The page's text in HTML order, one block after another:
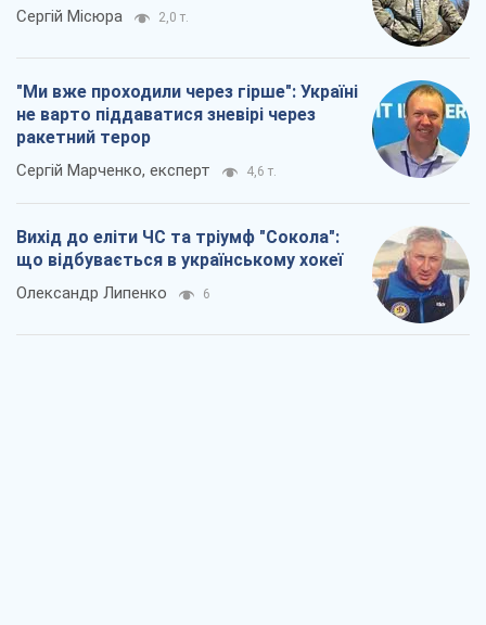
Сергій Місюра 2,0 т.
"Ми вже проходили через гірше": Україні
не варто піддаватися зневірі через
ракетний терор
Сергій Марченко, експерт 4,6 т.
Вихід до еліти ЧС та тріумф "Сокола":
що відбувається в українському хокеї
Олександр Липенко 6